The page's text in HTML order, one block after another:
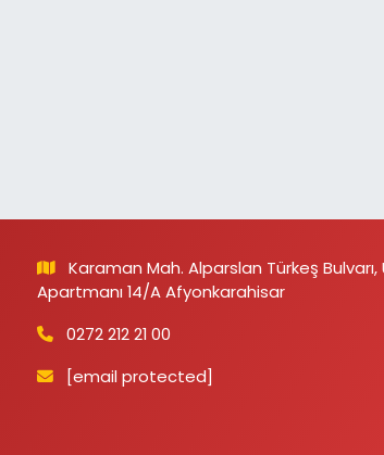
Karaman Mah. Alparslan Türkeş Bulvarı,
Apartmanı 14/A Afyonkarahisar
0272 212 21 00
[email protected]